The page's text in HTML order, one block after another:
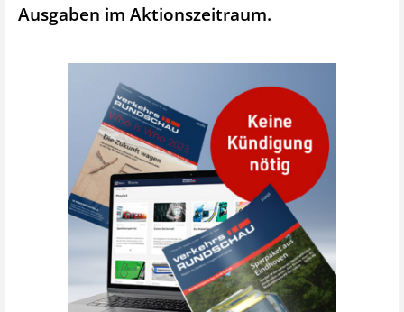
Ausgaben im Aktionszeitraum.